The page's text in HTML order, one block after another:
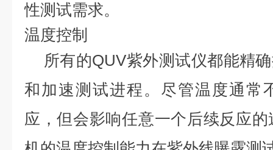
性测试需求。
温度控制
所有的QUV紫外测试仪都能精
和加速测试进程。尽管温度通常
应，但会影响任意一个后续反应